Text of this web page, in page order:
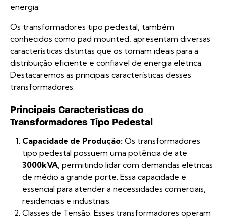
energia.
Os transformadores tipo pedestal, também
conhecidos como pad mounted, apresentam diversas
características distintas que os tornam ideais para a
distribuição eficiente e confiável de energia elétrica.
Destacaremos as principais características desses
transformadores:
Principais Características do
Transformadores Tipo Pedestal
Capacidade de Produção: Os transformadores
tipo pedestal possuem uma potência de até
3000kVA , permitindo lidar com demandas elétricas
de médio a grande porte. Essa capacidade é
essencial para atender a necessidades comerciais,
residenciais e industriais.
Classes de Tensão: Esses transformadores operam